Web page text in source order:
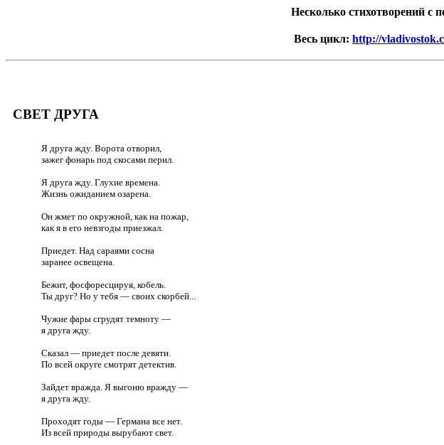
Несколько стихотворений с
Весь цикл: http://
СВЕТ ДРУГА
Я друга жду. Ворота отворил,
зажег фонарь под скосами перил.
Я друга жду. Глухие времена.
Жизнь ожиданием озарена.
Он жмет по окружной, как на пожар,
как я в его невзгоды приезжал.
Приедет. Над сараями сосна
заранее освещена.
Бежит, фосфоресцируя, кобель.
Ты друг? Но у тебя — своих скорбей...
Чужие фары сгрудят темноту —
я друга жду.
Сказал — приедет после девяти.
По всей округе смотрят детектив.
Зайдет вражда. Я выгоню вражду —
я друга жду.
Проходят годы — Германа все нет.
Из всей природы вырубают свет.